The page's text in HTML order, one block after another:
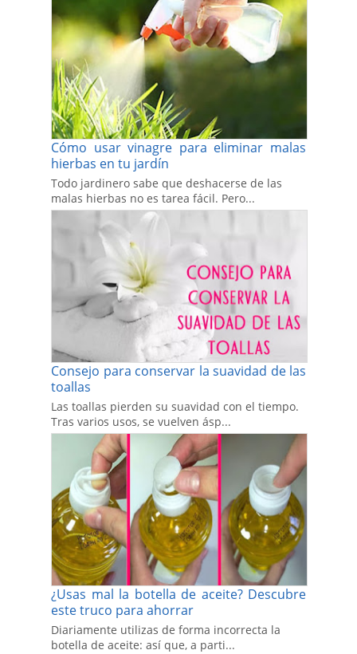
Cómo usar vinagre para eliminar malas
hierbas en tu jardín
Todo jardinero sabe que deshacerse de las
malas hierbas no es tarea fácil. Pero...
Consejo para conservar la suavidad de las
toallas
Las toallas pierden su suavidad con el tiempo.
Tras varios usos, se vuelven ásp...
¿Usas mal la botella de aceite? Descubre
este truco para ahorrar
Diariamente utilizas de forma incorrecta la
botella de aceite: así que, a parti...